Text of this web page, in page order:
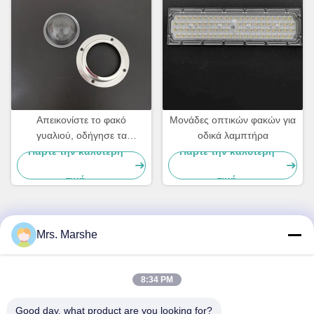
Απεικονίστε το φακό
γυαλιού, οδήγησε τα
τμήματα φωτεινών
σηματοδοτών με τη υψηλή
δύναμη που οδηγείται
Πάρτε την καλύτερη
τιμή
Μονάδες οπτικών φακών για
οδικά λαμπτήρα
Πάρτε την καλύτερη
τιμή
Γρήγορη επικοινωνία
Mrs. Marshe
8:34 PM
Good day, what product are you looking for?